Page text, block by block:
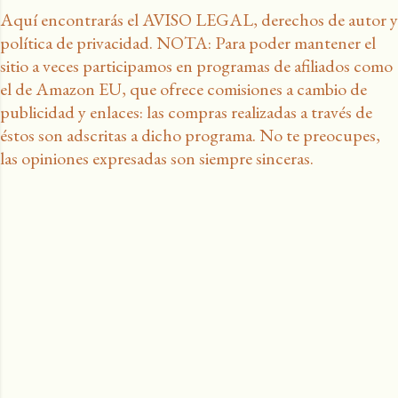
Aquí encontrarás el AVISO LEGAL, derechos de autor y
política de privacidad. NOTA: Para poder mantener el
sitio a veces participamos en programas de afiliados como
el de Amazon EU, que ofrece comisiones a cambio de
publicidad y enlaces: las compras realizadas a través de
éstos son adscritas a dicho programa. No te preocupes,
las opiniones expresadas son siempre sinceras.